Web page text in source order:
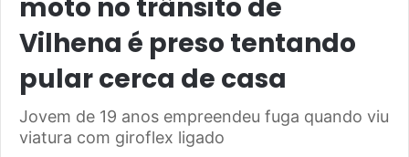
moto no trânsito de
Vilhena é preso tentando
pular cerca de casa
Jovem de 19 anos empreendeu fuga quando viu
viatura com giroflex ligado